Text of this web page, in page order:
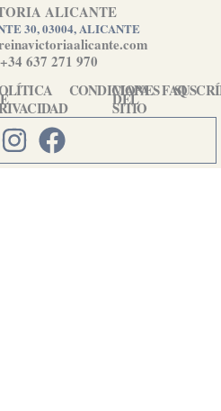
ALICANTE
30, 03004, ALICANTE
637 271 970
CONDICIONES
MAPA
DEL
SITIO
FAQ